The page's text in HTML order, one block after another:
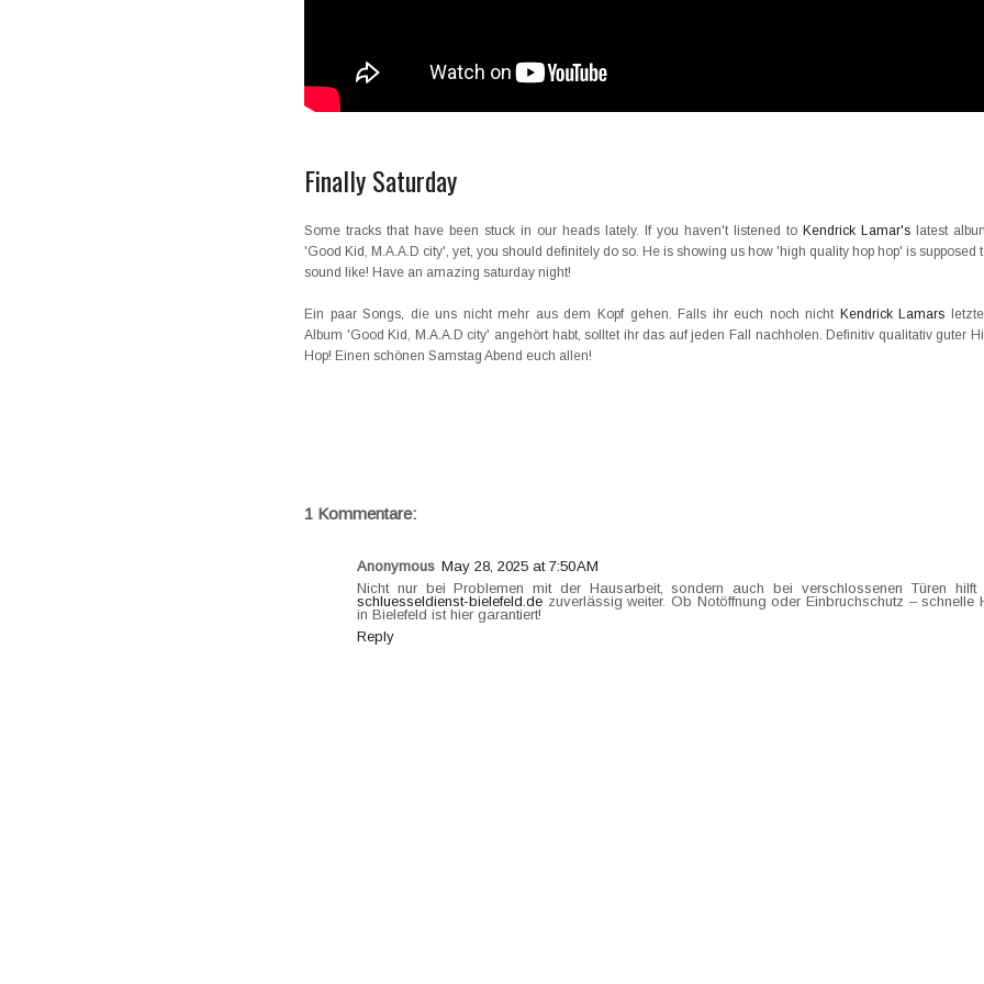
Finally Saturday
Some tracks that have been stuck in our heads lately. If you haven't listened to Kendrick Lamar's latest
'Good Kid, M.A.A.D city', yet, you should definitely do so. He is showing us how 'high quality hop hop' is supposed
sound like! Have an amazing saturday night!
Ein paar Songs, die uns nicht mehr aus dem Kopf gehen. Falls ihr euch noch nicht Kendrick Lamars
Album 'Good Kid, M.A.A.D city' angehört habt, solltet ihr das auf jeden Fall nachholen. Definitiv qualitativ guter
Hop! Einen schönen Samstag Abend euch allen!
1 Kommentare:
Anonymous May 28, 2025 at 7:50 AM
Nicht nur bei Problemen mit der Hausarbeit, sondern auch bei verschlossenen Türen hilft
schluesseldienst-bielefeld.de zuverlässig weiter. Ob Notöffnung oder Einbruchschutz – schnelle
in Bielefeld ist hier garantiert!
Reply